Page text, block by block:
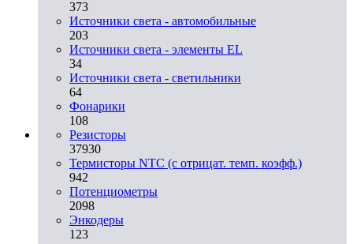
373
Источники света - автомобильные
203
Источники света - элементы EL
34
Источники света - светильники
64
Фонарики
108
Резисторы
37930
Термисторы NTC (с отрицат. темп. коэфф.)
942
Потенциометры
2098
Энкодеры
123